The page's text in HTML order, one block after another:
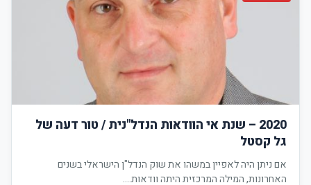
2020 – שנת אי הוודאות הנדל"נית / טור דעה של
גל קסטל
אם ניתן היה לאפיין במשהו את שוק הנדל"ן הישראלי בשנים
האחרונות, המילה המרכזית היתה וודאות.…